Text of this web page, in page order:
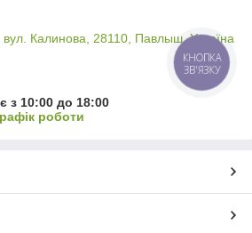
Калинова, 28110, Павлыш, Україна
з 10:00 до 18:00
роботи